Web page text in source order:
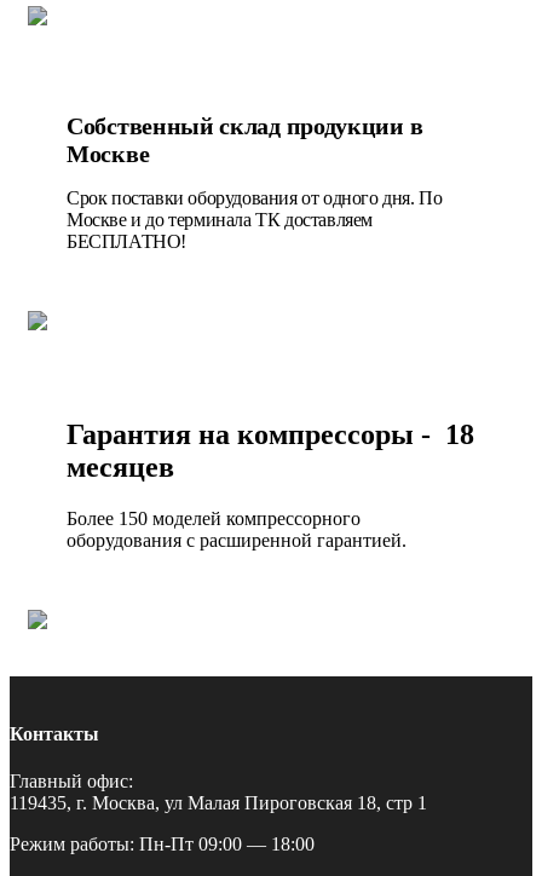
Собственный склад продукции в
Москве
Срок поставки оборудования от одного дня. По
Москве и до терминала ТК доставляем
БЕСПЛАТНО!
Гарантия на компрессоры - 18
месяцев
Более 150 моделей компрессорного
оборудования с расширенной гарантией.
Контакты
Главный офис:
119435, г. Москва, ул Малая Пироговская 18, стр 1
Режим работы: Пн-Пт 09:00 — 18:00